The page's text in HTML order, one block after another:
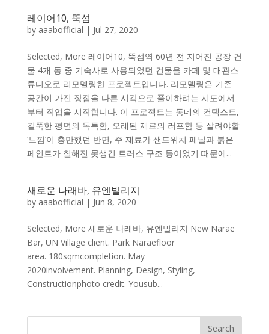
레이어10, 뚝섬
by aaabofficial | Jul 27, 2020
Selected, More 레이어10, 뚝섬역 60년 전 지어진 공장 건
물 4개 동 중 기숙사로 사용되었던 건물을 카페 및 대관스
튜디오로 리모델링한 프로젝트입니다. 리모델링은 기존
공간이 가진 장점을 다른 시각으로 풀이하려는 시도에서
부터 작업을 시작합니다. 이 프로젝트는 동네의 컨텍스트,
길쭉한 평면의 독특함, 오래된 재료의 러프함 등 살려야할
‘느낌’이 충만했던 반면, 주 재료가 샌드위치 패널과 붉은
페인트가 칠해진 못생긴 트러스 구조 등이었기 때문에...
새로운 나래바, 유엔빌리지
by aaabofficial | Jun 8, 2020
Selected, More 새로운 나래바, 유엔빌리지 New Narae
Bar, UN Village client. Park Naraefloor
area. 180sqmcompletion. May
2020involvement. Planning, Design, Styling,
Constructionphoto credit. Yousub...